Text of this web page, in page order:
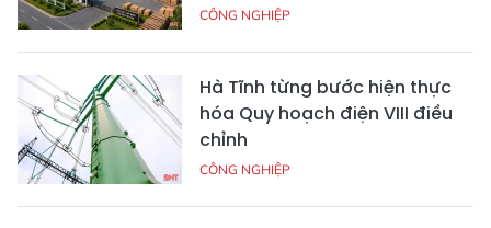
CÔNG NGHIỆP
Hà Tĩnh từng bước hiện thực
hóa Quy hoạch điện VIII điều
chỉnh
CÔNG NGHIỆP